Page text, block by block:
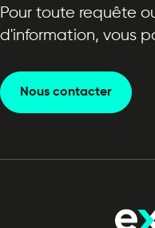
Pour toute requête
d'information, vous
Nous contacter